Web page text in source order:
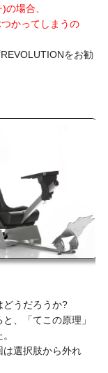
場合、
かってしまうの
をお勧
どうだろうか?
、「てこの原理」
選択肢から外れ